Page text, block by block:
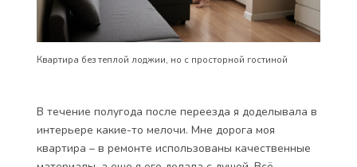
Квартира без теплой лоджии, но с просторной гостиной
В течение полугода после переезда я доделывала в
интерьере какие-то мелочи. Мне дорога моя
квартира – в ремонте использованы качественные